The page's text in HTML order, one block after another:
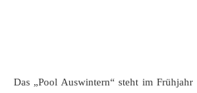
Das „Pool Auswintern“ steht im Frühjahr ganz oben auf meiner